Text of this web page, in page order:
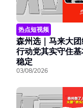
热点短视频
森州选｜马来大
行动党其实守住
稳定
03/08/2026